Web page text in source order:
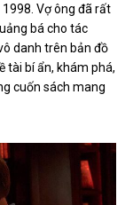
Vợ ông đã rất
bá cho tác
danh trên bản đồ
tài bí ẩn, khám phá,
cuốn sách mang